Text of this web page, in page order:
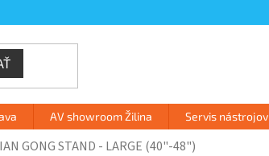
AV showroom Žilina Servis nástrojov
GONG STAND - LARGE (40"-48")